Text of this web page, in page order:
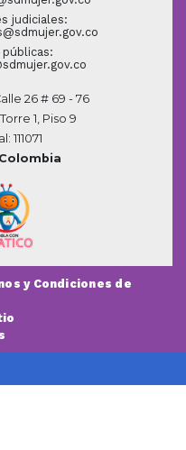
judiciales:
26 # 69 - 76
1, Piso 9
111071
y Condiciones de